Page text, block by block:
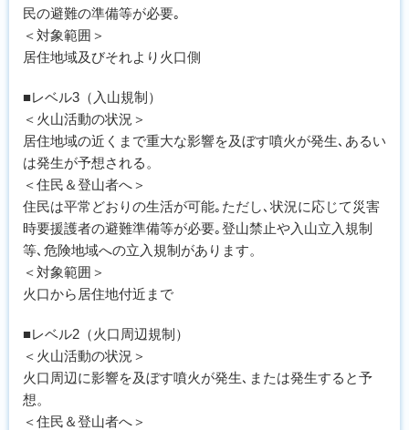
民の避難の準備等が必要｡
＜対象範囲＞
居住地域及びそれより火口側
■レベル3（入山規制）
＜火山活動の状況＞
居住地域の近くまで重大な影響を及ぼす噴火が発生､あるい
は発生が予想される。
＜住民＆登山者へ＞
住民は平常どおりの生活が可能｡ただし､状況に応じて災害
時要援護者の避難準備等が必要｡登山禁止や入山立入規制
等､危険地域への立入規制があります。
＜対象範囲＞
火口から居住地付近まで
■レベル2（火口周辺規制）
＜火山活動の状況＞
火口周辺に影響を及ぼす噴火が発生､または発生すると予
想。
＜住民＆登山者へ＞